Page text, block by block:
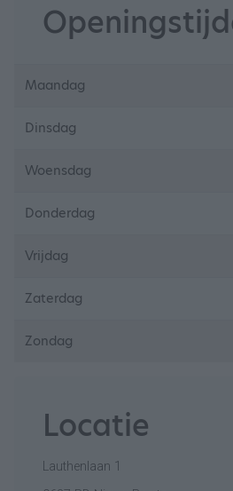
Maandag
Dinsdag
Woensdag
Donderdag
Vrijdag
Zaterdag
Zondag
Locatie
Lauthenlaan 1